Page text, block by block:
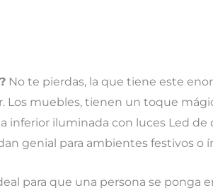
No te pierdas, la que tiene este
Los muebles, tienen un toque
inferior iluminada con luces Led de
genial para ambientes festivos o
para que una persona se ponga